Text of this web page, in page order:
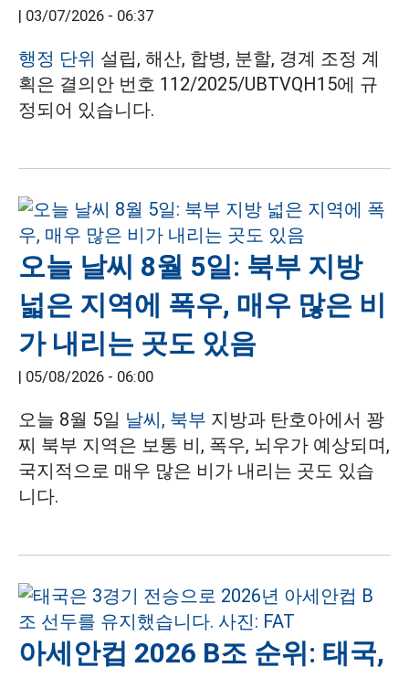
03/07/2026 - 06:37
행정 단위 설립, 해산, 합병, 분할, 경계 조정 계
획은 결의안 번호 112/2025/UBTVQH15에 규
정되어 있습니다.
오늘 날씨 8월 5일: 북부 지방
넓은 지역에 폭우, 매우 많은 비
가 내리는 곳도 있음
05/08/2026 - 06:00
오늘 8월 5일 날씨, 북부 지방과 탄호아에서 꽝
찌 북부 지역은 보통 비, 폭우, 뇌우가 예상되며,
국지적으로 매우 많은 비가 내리는 곳도 있습
니다.
아세안컵 2026 B조 순위: 태국,